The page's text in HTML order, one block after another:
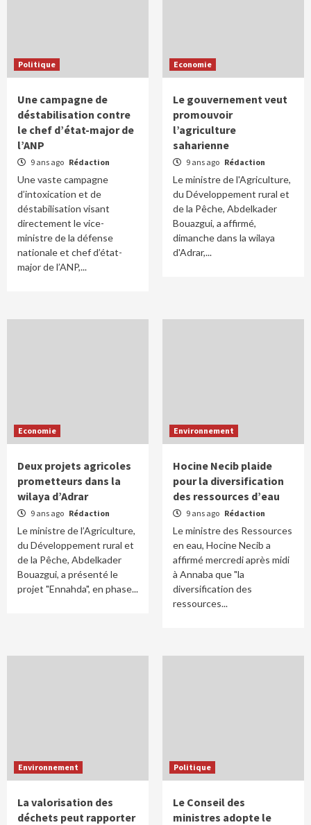
Politique
Une campagne de
déstabilisation contre
le chef d’état-major de
l’ANP
9 ans ago Rédaction
Une vaste campagne
d’intoxication et de
déstabilisation visant
directement le vice-
ministre de la défense
nationale et chef d’état-
major de l’ANP,...
Economie
Le gouvernement veut
promouvoir
l’agriculture
saharienne
9 ans ago Rédaction
Le ministre de l'Agriculture,
du Développement rural et
de la Pêche, Abdelkader
Bouazgui, a affirmé,
dimanche dans la wilaya
d'Adrar,...
Economie
Deux projets agricoles
prometteurs dans la
wilaya d’Adrar
9 ans ago Rédaction
Le ministre de l’Agriculture,
du Développement rural et
de la Pêche, Abdelkader
Bouazgui, a présenté le
projet "Ennahda", en phase...
Environnement
Hocine Necib plaide
pour la diversification
des ressources d’eau
9 ans ago Rédaction
Le ministre des Ressources
en eau, Hocine Necib a
affirmé mercredi après midi
à Annaba que "la
diversification des
ressources...
Environnement
La valorisation des
déchets peut rapporter
Politique
Le Conseil des
ministres adopte le